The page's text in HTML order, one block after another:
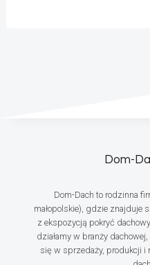
Dom-
Dom-Dach to rodzinna
małopolskie), gdzie znajduje
z ekspozycją pokryć
działamy w branży
się w sprzedaży, produkcji i